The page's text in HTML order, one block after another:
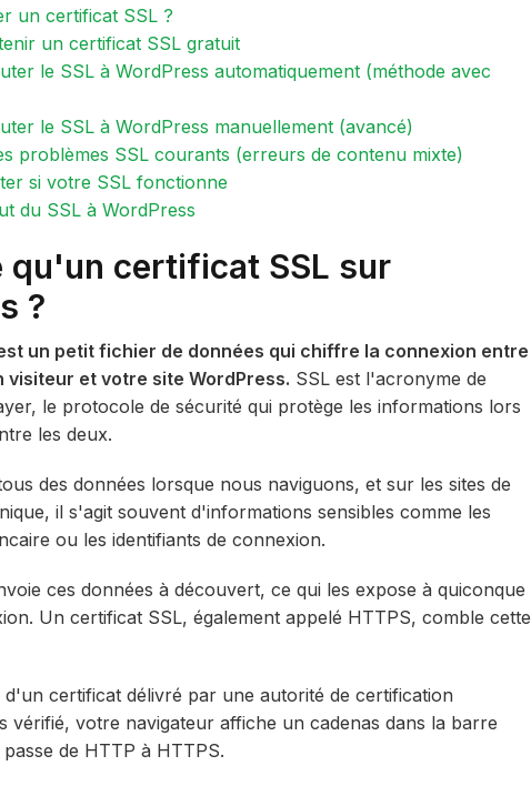
un certificat SSL ?
un certificat SSL gratuit
le SSL à WordPress automatiquement (méthode avec
le SSL à WordPress manuellement (avancé)
problèmes SSL courants (erreurs de contenu mixte)
si votre SSL fonctionne
du SSL à WordPress
qu'un certificat SSL sur
?
un petit fichier de données qui chiffre la connexion entre
visiteur et votre site WordPress. SSL est l'acronyme de
le protocole de sécurité qui protège les informations lors
les deux.
des données lorsque nous naviguons, et sur les sites de
il s'agit souvent d'informations sensibles comme les
ou les identifiants de connexion.
ces données à découvert, ce qui les expose à quiconque
Un certificat SSL, également appelé HTTPS, comble cette
d'un certificat délivré par une autorité de certification
vérifié, votre navigateur affiche un cadenas dans la barre
de HTTP à HTTPS.